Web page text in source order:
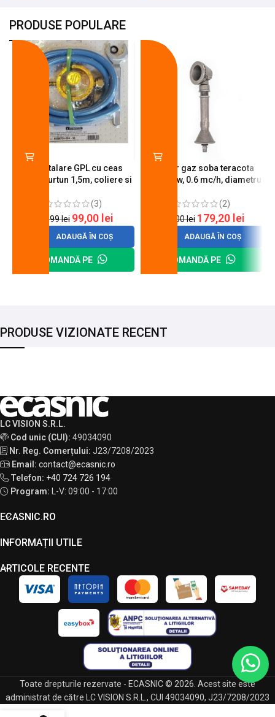
PRODUSE POPULARE
Kit instalare GPL cu ceas
butelie, furtun 1,5m, coliere si
(3)
120,99lei 99,00 lei
ADAUGĂ ÎN COȘ
COMANDĂ PE
Arzator gaz soba teracota
A600, 6 kw, 0.6 mc/h, diametru
(2)
200,00lei 179,20 lei
ADAUGĂ ÎN COȘ
COMANDĂ PE
PRODUSE VIZIONATE RECENT
LC VISION S.R.L.
Cod unic (CUI): 49034090
Nr. Reg. Comerțului: J23/7208/2023
Email: contact@ecasnic.ro
Telefon: +40 724 726 194
Program:
L-V: 09:00 - 17:00
ECASNIC.RO
INFORMAȚII UTILE
ARTICOLE RECENTE
Toate drepturile rezervate - ECASNIC © 2026. Acest site este
administrat de către LC VISION S.R.L., CUI 49034090, J23/7208/2023